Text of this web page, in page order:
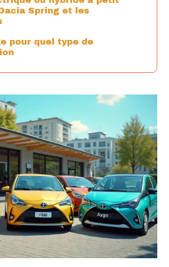
Spring et les
pour quel type de